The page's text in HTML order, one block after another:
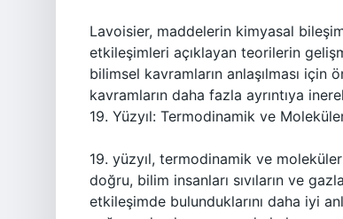
Lavoisier, maddelerin kimyasal
etkileşimleri açıklayan teorilerin
bilimsel kavramların anlaşılması için
kavramların daha fazla ayrıntıya
19. Yüzyıl: Termodinamik ve
19. yüzyıl, termodinamik ve
doğru, bilim insanları sıvıların ve
etkileşimde bulunduklarını daha iyi